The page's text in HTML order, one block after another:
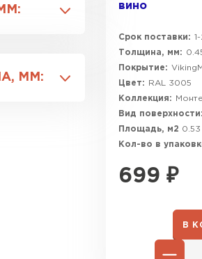
ММ:
вино
Срок поставки:
Толщина, мм:
Покрытие:
Цвет:
RAL 3005
Коллекция:
Вид поверхности:
Площадь, м2 0.53
Кол-во в
699 ₽
В